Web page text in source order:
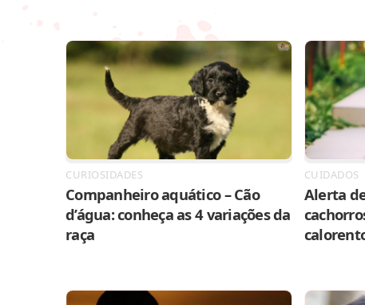
CURIOSIDADES
Companheiro aquático – Cão
d’água: conheça as 4 variações da
raça
CUIDADOS
Alerta